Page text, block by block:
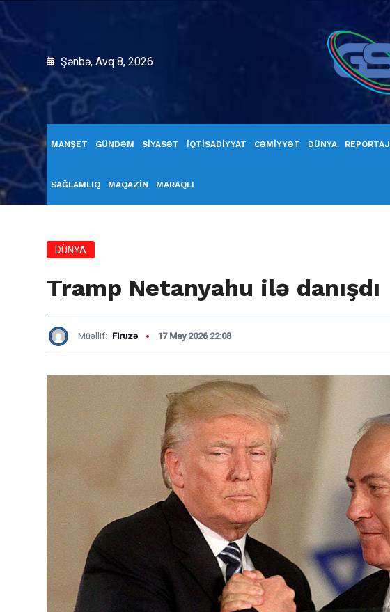
Şənbə, Avq 8, 2026
MANŞET GÜNDƏM SİYASƏT İQTİSADİYYAT CƏMİYYƏT DÜNYA REPORTAJ
SAĞLAMLIQ MAQAZİN MARAQLI
DÜNYA
Tramp Netanyahu ilə danışdı
Müəllif: Firuzə 17 May 2026 22:08